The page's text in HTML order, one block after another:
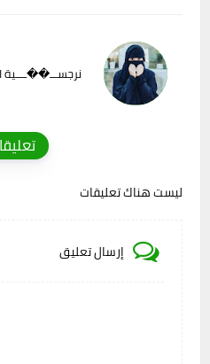
ليست هناك تعليقات
إرسال تعليق